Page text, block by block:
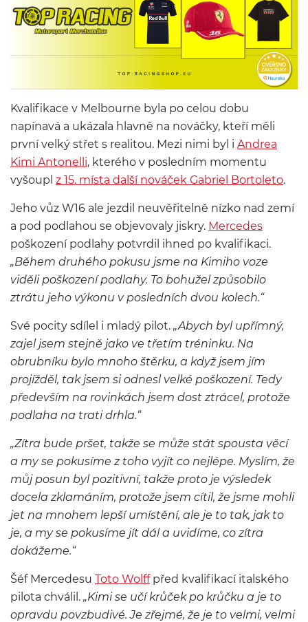
Kvalifikace v Melbourne byla po celou dobu
napínavá a ukázala hlavně na nováčky, kteří měli
první velký střet s realitou. Mezi nimi byl i Andrea
Kimi Antonelli, kterého v posledním momentu
vyšoupl z 15. místa další nováček Gabriel Bortoleto.
Jeho vůz W16 ale jezdil neuvěřitelně nízko nad zemí
a pod podlahou se objevovaly jiskry. Mercedes
poškození podlahy potvrdil ihned po kvalifikaci.
„Během druhého pokusu jsme na Kimiho voze
viděli poškození podlahy. To bohužel způsobilo
ztrátu jeho výkonu v posledních dvou kolech.“
Své pocity sdílel i mladý pilot. „Abych byl upřímný,
zajel jsem stejně jako ve třetím tréninku. Na
obrubníku bylo mnoho štěrku, a když jsem jím
projížděl, tak jsem si odnesl velké poškození. Tedy
především na rovinkách jsem dost ztrácel, protože
podlaha na trati drhla.“
„Zítra bude pršet, takže se může stát spousta věcí
a my se pokusíme z toho vyjít co nejlépe. Myslím, že
můj posun byl pozitivní, takže proto je výsledek
docela zklamáním, protože jsem cítil, že jsme mohli
jet na mnohem lepší umístění, ale je to tak, jak to
je, a my se pokusíme jít dál a uvidíme, co zítra
dokážeme.“
Šéf Mercedesu Toto Wolffpřed kvalifikací italského
pilota chválil. „Kimi se učí krůček po krůčku a je to
opravdu povzbudivé. Je zřejmé, že je to velmi, velmi